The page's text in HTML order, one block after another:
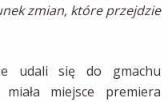
zmian, które przejdzie
udali się do gmachu
miejsce premiera